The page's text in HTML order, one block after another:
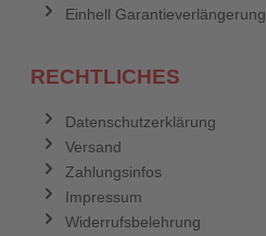
Einhell Garantieverlängerung
RECHTLICHES
Datenschutzerklärung
Versand
Zahlungsinfos
Impressum
Widerrufsbelehrung